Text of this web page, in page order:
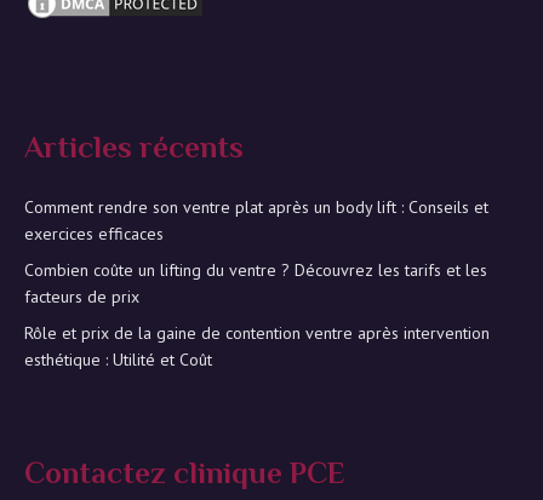
Articles récents
Comment rendre son ventre plat après un body lift : Conseils et
exercices efficaces
Combien coûte un lifting du ventre ? Découvrez les tarifs et les
facteurs de prix
Rôle et prix de la gaine de contention ventre après intervention
esthétique : Utilité et Coût
Contactez clinique PCE